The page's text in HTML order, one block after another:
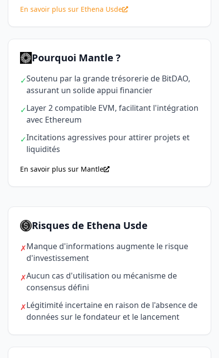
En savoir plus sur Ethena Usde
Pourquoi Mantle ?
✓Soutenu par la grande trésorerie de BitDAO,
assurant un solide appui financier
✓Layer 2 compatible EVM, facilitant l'intégration
avec Ethereum
✓Incitations agressives pour attirer projets et
liquidités
En savoir plus sur Mantle
Risques de Ethena Usde
✗Manque d'informations augmente le risque
d'investissement
✗Aucun cas d'utilisation ou mécanisme de
consensus défini
✗Légitimité incertaine en raison de l'absence de
données sur le fondateur et le lancement